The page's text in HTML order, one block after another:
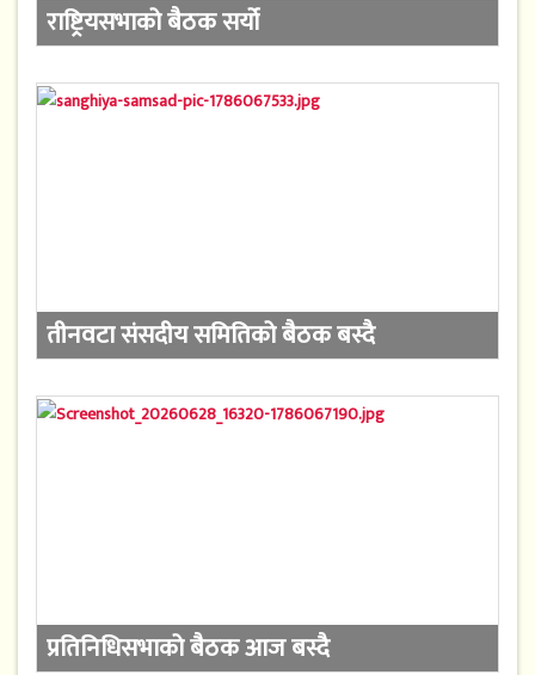
राष्ट्रियसभाको बैठक सर्यो
तीनवटा संसदीय समितिको बैठक बस्दै
प्रतिनिधिसभाको बैठक आज बस्दै